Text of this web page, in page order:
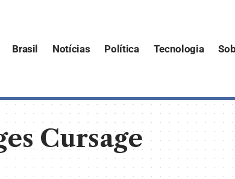
Brasil Notícias Política Tecnologia
Cursage